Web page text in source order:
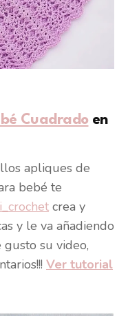
Cuadrado en
apliques de
bebé te
crea y
y le va añadiendo
su video,
Ver tutorial